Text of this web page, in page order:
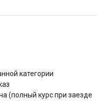
категории
(полный курс при заезде